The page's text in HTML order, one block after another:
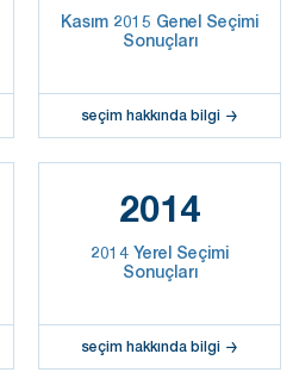
Kasım 2015 Genel Seçimi
Sonuçları
seçim hakkında bilgi
2014
2014 Yerel Seçimi
Sonuçları
seçim hakkında bilgi